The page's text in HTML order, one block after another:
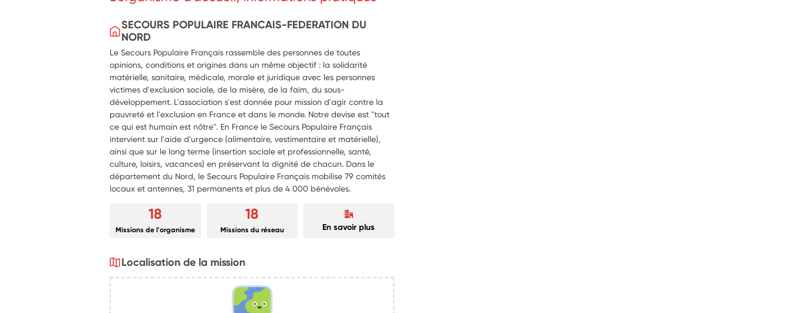
SECOURS POPULAIRE FRANCAIS-FEDERATION DU
NORD
Le Secours Populaire Français rassemble des personnes de toutes
opinions, conditions et origines dans un même objectif : la solidarité
matérielle, sanitaire, médicale, morale et juridique avec les personnes
victimes d'exclusion sociale, de la misère, de la faim, du sous-
développement. L'association s'est donnée pour mission d'agir contre la
pauvreté et l'exclusion en France et dans le monde. Notre devise est "tout
ce qui est humain est nôtre". En France le Secours Populaire Français
intervient sur l'aide d'urgence (alimentaire, vestimentaire et matérielle),
ainsi que sur le long terme (insertion sociale et professionnelle, santé,
culture, loisirs, vacances) en préservant la dignité de chacun. Dans le
département du Nord, le Secours Populaire Français mobilise 79 comités
locaux et antennes, 31 permanents et plus de 4 000 bénévoles.
18
Missions de l'organisme
18
Missions du réseau En savoir plus
Localisation de la mission